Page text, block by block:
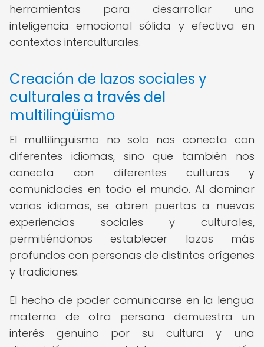
herramientas para desarrollar una
inteligencia emocional sólida y efectiva en
contextos interculturales.
Creación de lazos sociales y
culturales a través del
multilingüismo
El multilingüismo no solo nos conecta con
diferentes idiomas, sino que también nos
conecta con diferentes culturas y
comunidades en todo el mundo. Al dominar
varios idiomas, se abren puertas a nuevas
experiencias sociales y culturales,
permitiéndonos establecer lazos más
profundos con personas de distintos orígenes
y tradiciones.
El hecho de poder comunicarse en la lengua
materna de otra persona demuestra un
interés genuino por su cultura y una